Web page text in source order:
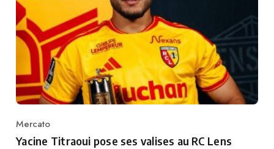
Category
Mercato
Yacine Titraoui pose ses valises au RC Lens